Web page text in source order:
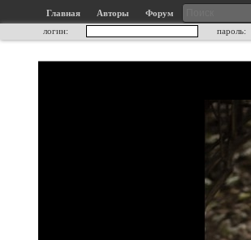
Главная Авторы
Форум
логин:
пароль: